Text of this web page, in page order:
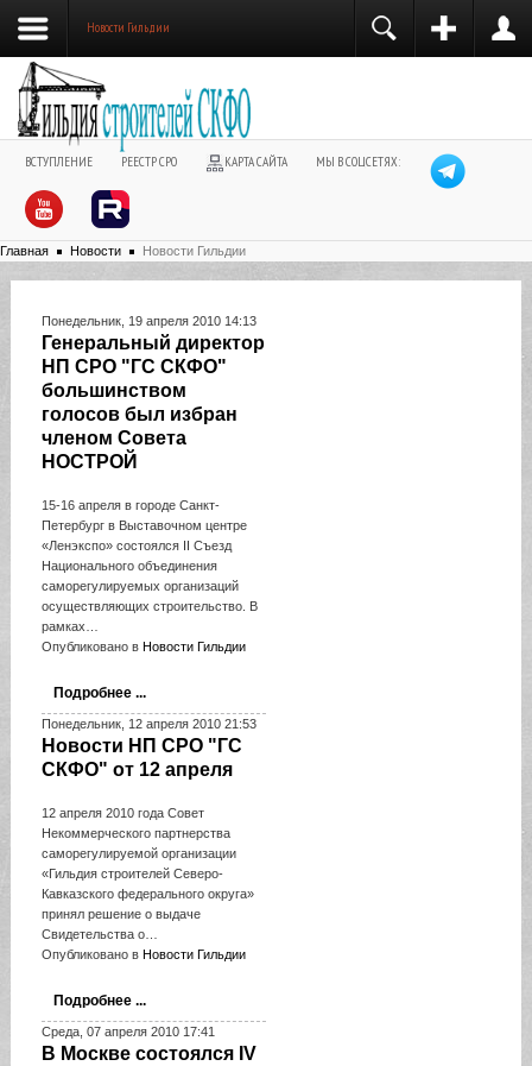
Новости Гильдии
ВСТУПЛЕНИЕ РЕЕСТР СРО КАРТА САЙТА МЫ В СОЦСЕТЯХ:
Главная Новости Новости Гильдии
Понедельник, 19 апреля 2010 14:13
Генеральный директор
НП СРО "ГС СКФО"
большинством
голосов был избран
членом Совета
НОСТРОЙ
15-16 апреля в городе Санкт-
Петербург в Выставочном центре
«Ленэкспо» состоялся II Съезд
Национального объединения
саморегулируемых организаций
осуществляющих строительство. В
рамках…
Опубликовано в Новости Гильдии
Подробнее ...
Понедельник, 12 апреля 2010 21:53
Новости НП СРО "ГС
СКФО" от 12 апреля
12 апреля 2010 года Совет
Некоммерческого партнерства
саморегулируемой организации
«Гильдия строителей Северо-
Кавказского федерального округа»
принял решение о выдаче
Свидетельства о…
Опубликовано в Новости Гильдии
Подробнее ...
Среда, 07 апреля 2010 17:41
В Москве состоялся IV